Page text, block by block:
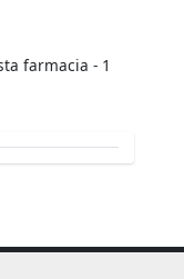
farmacia - 1